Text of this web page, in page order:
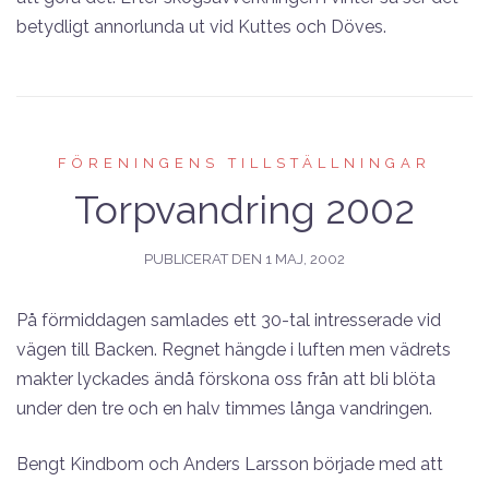
betydligt annorlunda ut vid Kuttes och Döves.
FÖRENINGENS TILLSTÄLLNINGAR
Torpvandring 2002
PUBLICERAT DEN 1 MAJ, 2002
På förmiddagen samlades ett 30-tal intresserade vid
vägen till Backen. Regnet hängde i luften men vädrets
makter lyckades ändå förskona oss från att bli blöta
under den tre och en halv timmes långa vandringen.
Bengt Kindbom och Anders Larsson började med att